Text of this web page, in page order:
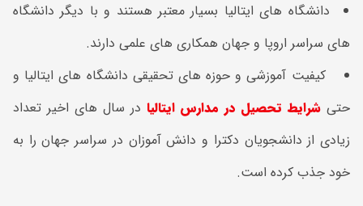
دانشگاه های ایتالیا بسیار معتبر هستند و با دیگر دانشگاه
های سراسر اروپا و جهان همکاری های علمی دارند.
کیفیت آموزشی و حوزه های تحقیقی دانشگاه های ایتالیا و
حتی شرایط تحصیل در مدارس ایتالیا در سال های اخیر تعداد
زیادی از دانشجویان دکترا و دانش آموزان در سراسر جهان را به
خود جذب کرده است.